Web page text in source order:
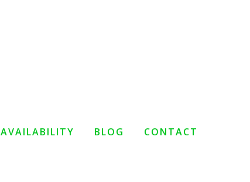
AVAILABILITY BLOG CONTACT